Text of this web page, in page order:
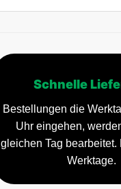
Schnelle
Bestellungen die
Uhr eingehen,
gleichen Tag bearbeitet.
Werktage.